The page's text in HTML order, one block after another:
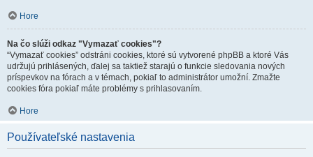
Hore
Na čo slúži odkaz "Vymazať cookies"?
“Vymazať cookies” odstráni cookies, ktoré sú vytvorené phpBB a ktoré Vás
udržujú prihlásených, ďalej sa taktiež starajú o funkcie sledovania nových
príspevkov na fórach a v témach, pokiaľ to administrátor umožní. Zmažte
cookies fóra pokiaľ máte problémy s prihlasovaním.
Hore
Používateľské nastavenia